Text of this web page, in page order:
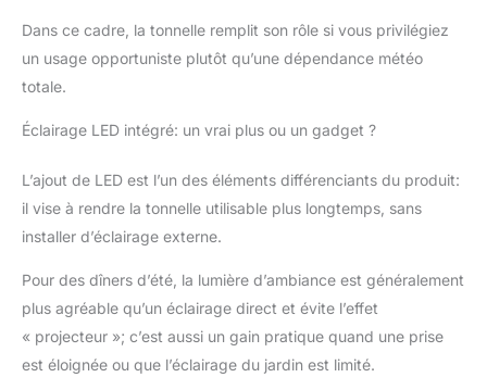
【Simple et rapide à
installer】. Toutes les
pièces se connectent
offrent une intimité
instructions et les
outils d'installation
pièces sont
numérotées afin que
installer facilement en
suivant les instructions
Dans ce cadre, la tonnelle remplit son rôle si vous privilégiez
un usage opportuniste plutôt qu’une dépendance météo
totale.
Éclairage LED intégré: un vrai plus ou un gadget ?
L’ajout de LED est l’un des éléments différenciants du produit:
il vise à rendre la tonnelle utilisable plus longtemps, sans
installer d’éclairage externe.
Pour des dîners d’été, la lumière d’ambiance est généralement
plus agréable qu’un éclairage direct et évite l’effet
« projecteur »; c’est aussi un gain pratique quand une prise
est éloignée ou que l’éclairage du jardin est limité.